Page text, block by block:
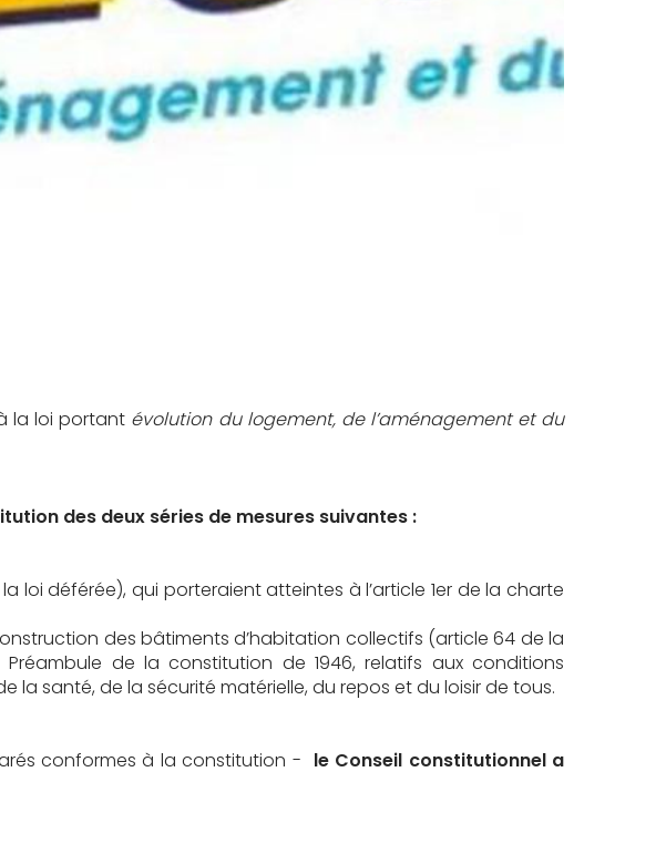
la loi portant évolution du logement, de l’aménagement et du
des deux séries de mesures suivantes :
loi déférée), qui porteraient atteintes à l’article 1er de la charte
des bâtiments d’habitation collectifs (article 64 de la
de la constitution de 1946, relatifs aux conditions
santé, de la sécurité matérielle, du repos et du loisir de tous.
conformes à la constitution - le Conseil constitutionnel a